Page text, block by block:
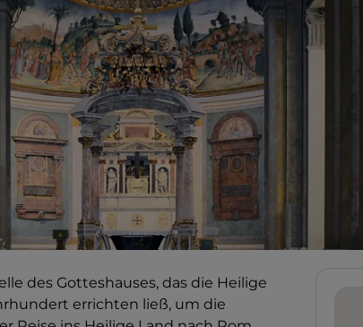
des Gotteshauses, das die Heilige
errichten ließ, um die